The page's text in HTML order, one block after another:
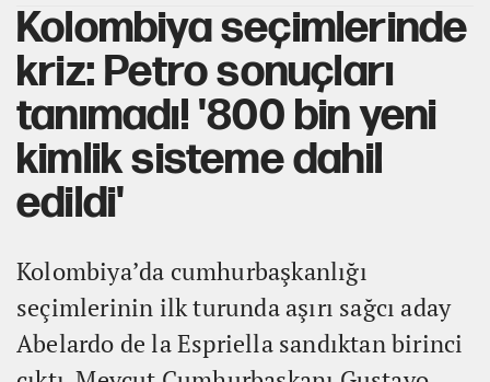
Kolombiya seçimlerinde
kriz: Petro sonuçları
tanımadı! '800 bin yeni
kimlik sisteme dahil
edildi'
Kolombiya’da cumhurbaşkanlığı
seçimlerinin ilk turunda aşırı sağcı aday
Abelardo de la Espriella sandıktan birinci